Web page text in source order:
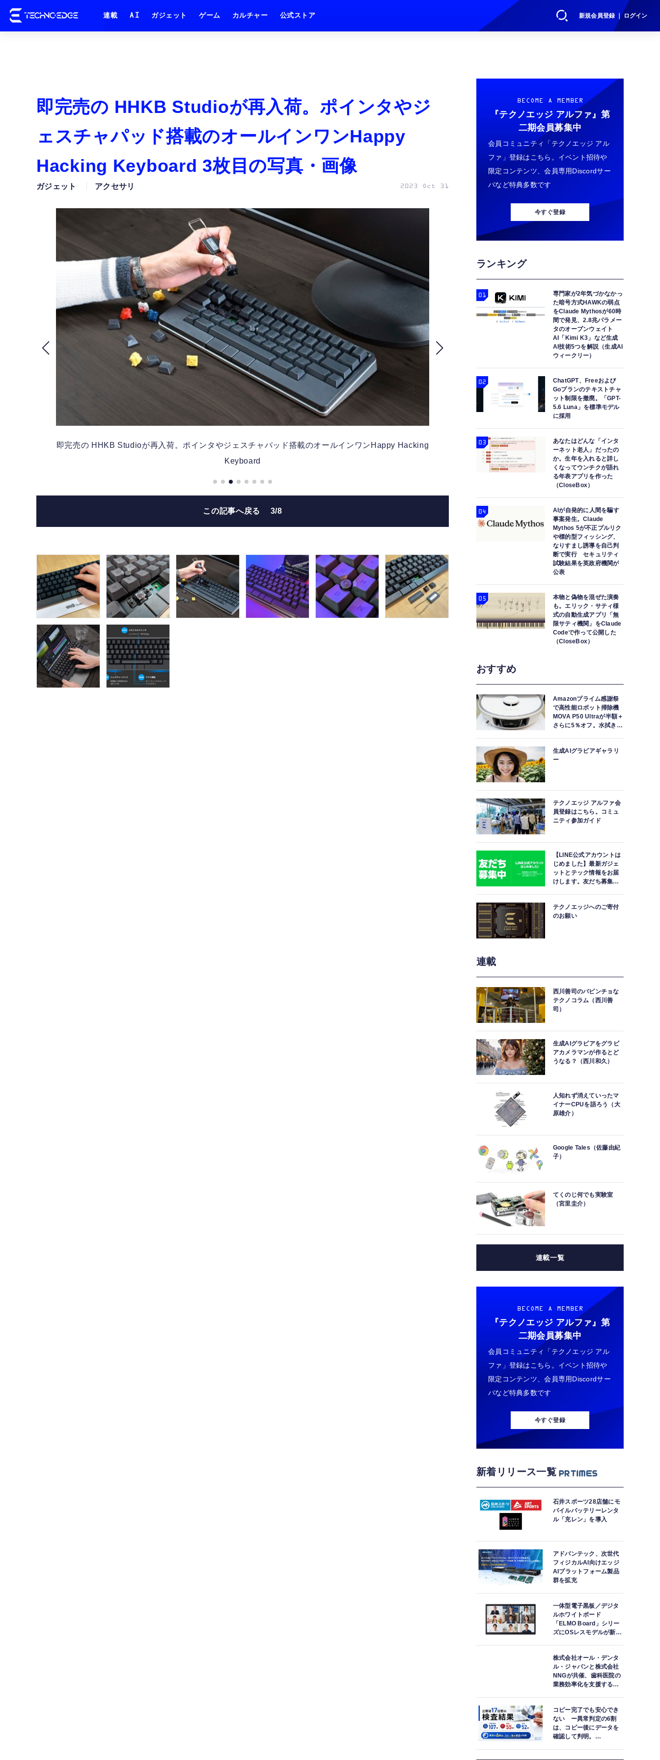
新規会員登録 ｜ ログイン
連載 AI ガジェット ゲーム カルチャー 公式ストア
即完売の HHKB Studioが再入荷。ポインタやジ
ェスチャパッド搭載のオールインワンHappy
Hacking Keyboard 3枚目の写真・画像
ガジェット アクセサリ 2023 Oct 31
即完売の HHKB Studioが再入荷。ポインタやジェスチャパッド搭載のオールインワンHappy Hacking
Keyboard
即完売の HHKB Studioが再入荷。ポインタやジ
この記事へ戻る 3/8
BECOME A MEMBER
『テクノエッジ アルファ』 第
二期会員募集中
会員コミュニティ「テクノエッジ アル
ファ」登録はこちら。イベント招待や
限定コンテンツ、会員専用Discordサー
バなど特典多数です
今すぐ登録
ランキング
専門家が2年気づかなかっ
た暗号方式HAWKの弱点
をClaude Mythosが60時
間で発見、2.8兆パラメー
タのオープンウェイト
AI「Kimi K3」など生成
AI技術5つを解説（生成AI
ウィークリー）
ChatGPT、Freeおよび
Goプランのテキストチャ
ット制限を撤廃。「GPT-
5.6 Luna」を標準モデル
に採用
あなたはどんな「インタ
ーネット老人」だったの
か。生年を入れると詳し
くなってウンチクが語れ
る年表アプリを作った
（CloseBox）
AIが自発的に人間を騙す
事案発生。Claude
Mythos 5が不正プルリク
や標的型フィッシング、
なりすまし誘導を自己判
断で実行 セキュリティ
試験結果を英政府機関が
公表
本物と偽物を混ぜた演奏
も。エリック・サティ様
式の自動生成アプリ「無
限サティ機関」をClaude
Codeで作って公開した
（CloseBox）
おすすめ
Amazonプライム感謝祭
で高性能ロボット掃除機
MOVA P50 Ultraが半額＋
さらに5％オフ。水拭きモ
生成AIグラビアギャラリ
ー
テクノエッジ アルファ会
員登録はこちら。コミュ
ニティ参加ガイド
【LINE公式アカウントは
じめました】最新ガジェ
ットとテック情報をお届
けします。友だち募集
テクノエッジへのご寄付
のお願い
連載
西川善司のバビンチョな
テクノコラム（西川善
司）
生成AIグラビアをグラビ
アカメラマンが作るとど
うなる？（西川和久）
人知れず消えていったマ
イナーCPUを語ろう（大
原雄介）
Google Tales（佐藤由紀
子）
てくのじ何でも実験室
（宮里圭介）
連載一覧
BECOME A MEMBER
『テクノエッジ アルファ』 第
二期会員募集中
会員コミュニティ「テクノエッジ アル
ファ」登録はこちら。イベント招待や
限定コンテンツ、会員専用Discordサー
バなど特典多数です
今すぐ登録
新着リリース一覧
石井スポーツ28店舗にモ
バイルバッテリーレンタ
ル「充レン」を導入
アドバンテック、次世代
フィジカルAI向けエッジ
AIプラットフォーム製品
群を拡充
一体型電子黒板／デジタ
ルホワイトボード
「ELMO Board」シリー
ズにOSレスモデルが新登
株式会社オール・デンタ
ル・ジャパンと株式会社
NNGが共催、歯科医院の
業務効率化を支援する院
紹介
コピー完了でも安心でき
ない ー異常判定の6割
は、コピー後にデータを
確認して判明。